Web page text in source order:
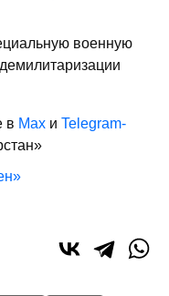
военную
в Max и Telegram-